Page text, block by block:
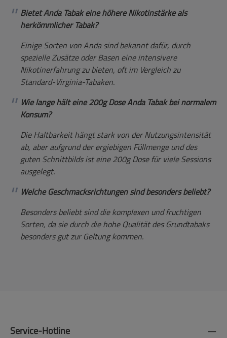
Bietet Anda Tabak eine höhere Nikotinstärke als
herkömmlicher Tabak?
Einige Sorten von Anda sind bekannt dafür, durch
spezielle Zusätze oder Basen eine intensivere
Nikotinerfahrung zu bieten, oft im Vergleich zu
Standard-Virginia-Tabaken.
Wie lange hält eine 200g Dose Anda Tabak bei normalem
Konsum?
Die Haltbarkeit hängt stark von der Nutzungsintensität
ab, aber aufgrund der ergiebigen Füllmenge und des
guten Schnittbilds ist eine 200g Dose für viele Sessions
ausgelegt.
Welche Geschmacksrichtungen sind besonders beliebt?
Besonders beliebt sind die komplexen und fruchtigen
Sorten, da sie durch die hohe Qualität des Grundtabaks
besonders gut zur Geltung kommen.
Service-Hotline